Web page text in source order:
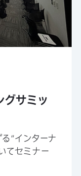
グサミッ
“インターナ
てセミナー